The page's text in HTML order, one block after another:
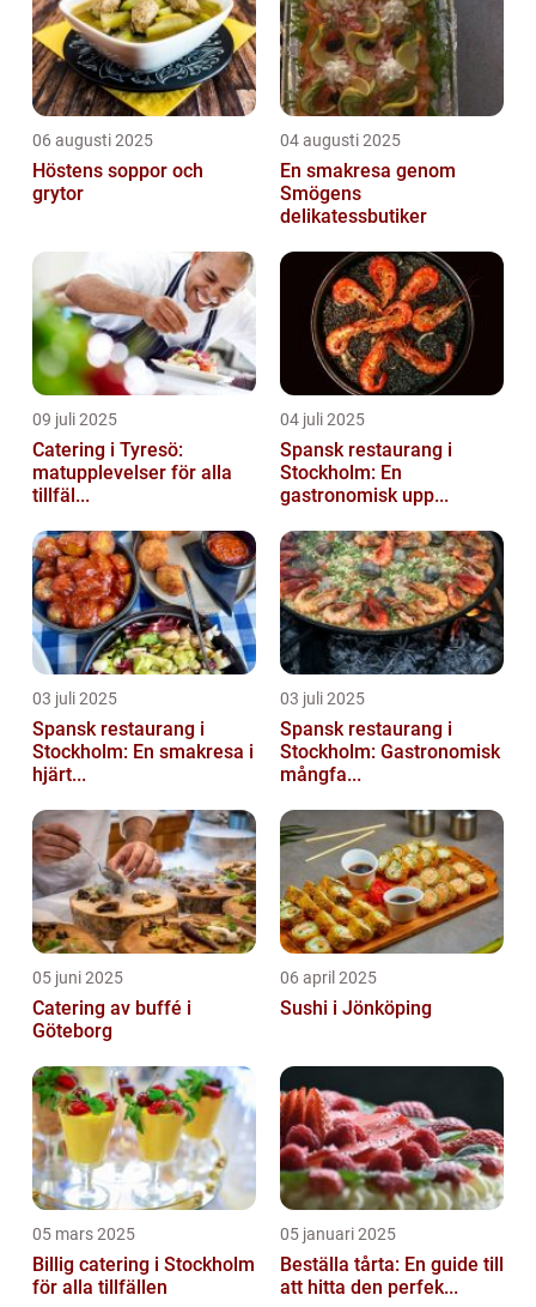
06 augusti 2025
Höstens soppor och
grytor
04 augusti 2025
En smakresa genom
Smögens
delikatessbutiker
09 juli 2025
Catering i Tyresö:
matupplevelser för alla
tillfäl...
04 juli 2025
Spansk restaurang i
Stockholm: En
gastronomisk upp...
03 juli 2025
Spansk restaurang i
Stockholm: En smakresa i
hjärt...
03 juli 2025
Spansk restaurang i
Stockholm: Gastronomisk
mångfa...
05 juni 2025
Catering av buffé i
Göteborg
06 april 2025
Sushi i Jönköping
05 mars 2025
Billig catering i Stockholm
för alla tillfällen
05 januari 2025
Beställa tårta: En guide till
att hitta den perfek...